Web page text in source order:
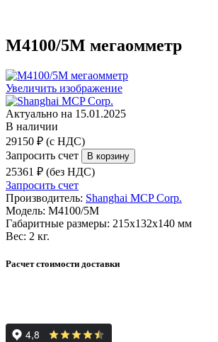
М4100/5М мегаомметр
Увеличить изображение
Актуально на 15.01.2025
В наличии
29150 ₽ (с НДС)
Запросить счет
25361 ₽ (без НДС)
Запросить счет
Производитель: Shanghai MCP Corp.
Модель: М4100/5М
Габаритные размеры: 215х132х140 мм
Вес: 2 кг.
Расчет стоимости доставки